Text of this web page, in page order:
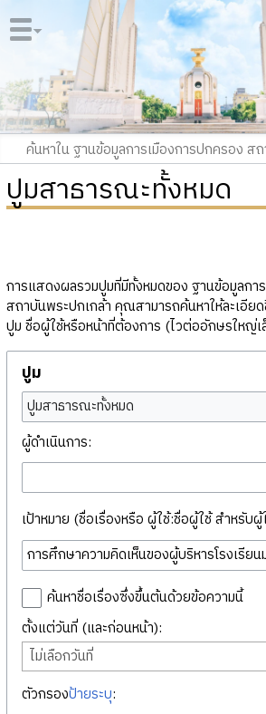
ปูมสาธารณะทั้งหมด
การแสดงผลรวมปูมที่มีทั้งหมดของ ฐานข้อมูลกา
สถาบันพระปกเกล้า คุณสามารถค้นหาให้ละเอียด
ปูม ชื่อผู้ใช้หรือหน้าที่ต้องการ (ไวต่ออักษรใหญ่เ
ปูม
ปูมสาธารณะทั้งหมด
ผู้ดำเนินการ:
เป้าหมาย (ชื่อเรื่องหรือ ผู้ใช้:ชื่อผู้ใช้ สำหรับผู้
ค้นหาชื่อเรื่องซึ่งขึ้นต้นด้วยข้อความนี้
ตั้งแต่วันที่ (และก่อนหน้า):
ไม่เลือกวันที่
ตัวกรองป้ายระบุ: